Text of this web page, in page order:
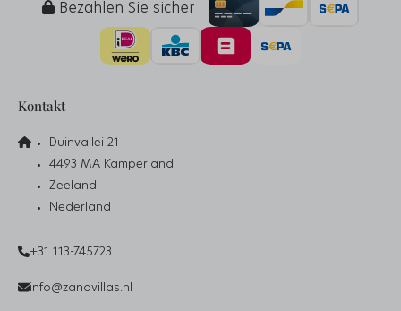
Bezahlen Sie sicher
Kontakt
Duinvallei 21
4493 MA Kamperland
Zeeland
Nederland
+31 113-745723
info@zandvillas.nl